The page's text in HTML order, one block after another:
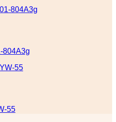
804A3g
55